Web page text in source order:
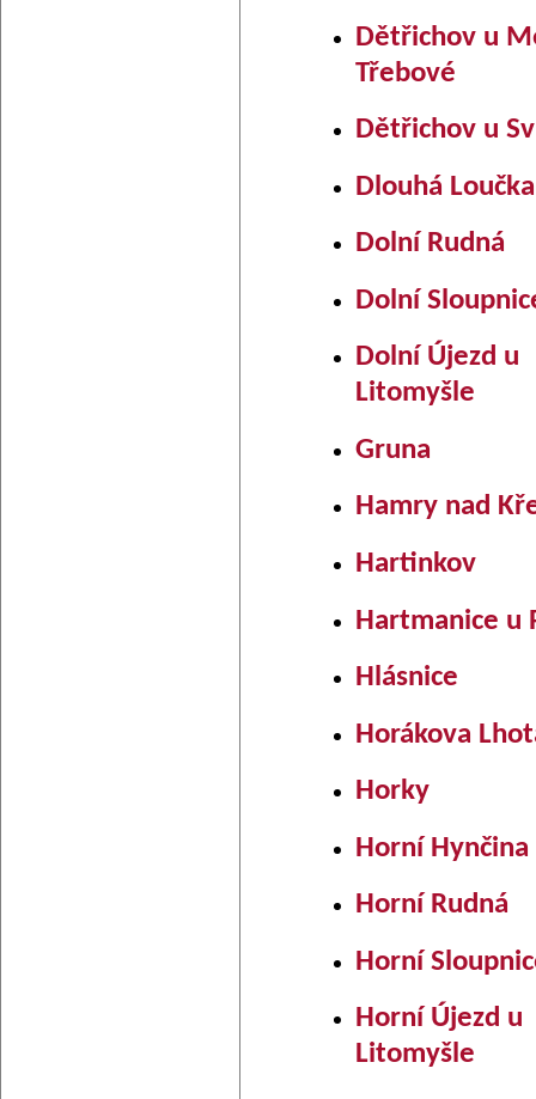
Dětřichov u
Třebové
Dětřichov u
Dlouhá Loučka
Dolní Rudná
Dolní
Dolní Újezd u
Litomyšle
Gruna
Hamry nad
Hartinkov
Hartmanice u
Hlásnice
Horákova
Horky
Horní Hynčina
Horní Rudná
Horní
Horní Újezd u
Litomyšle